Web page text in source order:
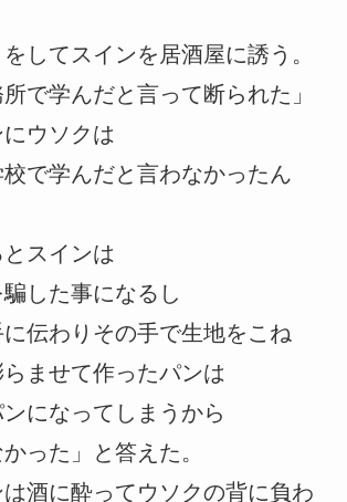
してスインを居酒屋に誘う。
所で学んだと言って断られた」
ウソクは
校で学んだと言わなかったん
スインは
騙した事になるし
伝わりその手で生地をこね
ませて作ったパンは
になってしまうから
った」と答えた。
酒に酔ってウソクの背に負わ